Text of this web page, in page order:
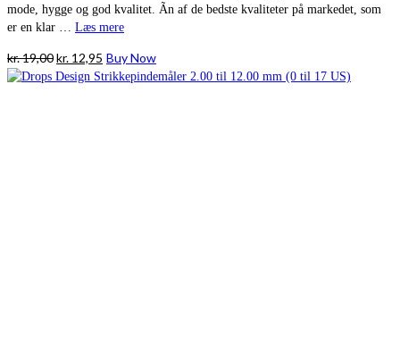
mode, hygge og god kvalitet. Ãn af de bedste kvaliteter på markedet, som
er en klar … Læs mere
kr.19,00Den
oprindelige
kr. 12,95 Den
aktuelle
Buy Now